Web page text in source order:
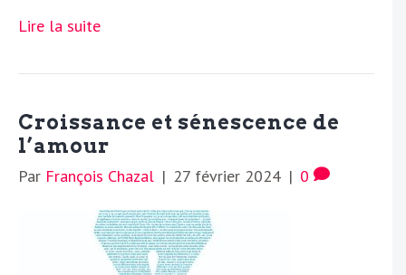
Lire la suite
Croissance et sénescence de
l’amour
Par François Chazal | 27 février 2024 | 0